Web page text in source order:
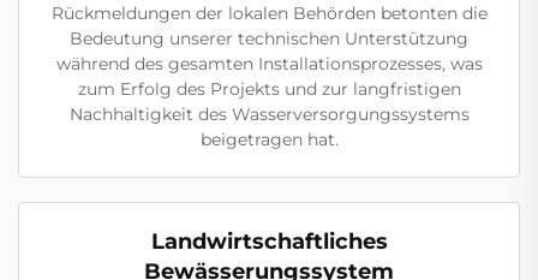
Rückmeldungen der lokalen Behörden betonten die
Bedeutung unserer technischen Unterstützung
während des gesamten Installationsprozesses, was
zum Erfolg des Projekts und zur langfristigen
Nachhaltigkeit des Wasserversorgungssystems
beigetragen hat.
Landwirtschaftliches
Bewässerungssystem